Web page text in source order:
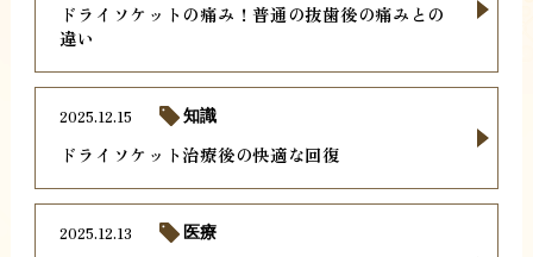
ドライソケットの痛み！普通の抜歯後の痛みとの
違い
ドライソケット治療後の快適な回復
2025.12.15 知識
2025.12.13 医療